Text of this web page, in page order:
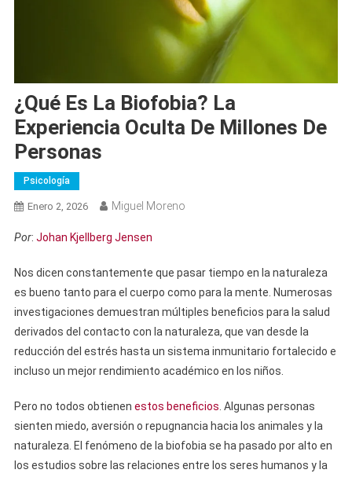
¿Qué Es La Biofobia? La
Experiencia Oculta De Millones De
Personas
Psicología
Enero 2, 2026 Miguel Moreno
Por: Johan Kjellberg Jensen
Nos dicen constantemente que pasar tiempo en la naturaleza
es bueno tanto para el cuerpo como para la mente. Numerosas
investigaciones demuestran múltiples beneficios para la salud
derivados del contacto con la naturaleza, que van desde la
reducción del estrés hasta un sistema inmunitario fortalecido e
incluso un mejor rendimiento académico en los niños.
Pero no todos obtienen estos beneficios . Algunas personas
sienten miedo, aversión o repugnancia hacia los animales y la
naturaleza. El fenómeno de la biofobia se ha pasado por alto en
los estudios sobre las relaciones entre los seres humanos y la